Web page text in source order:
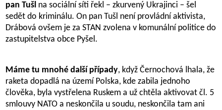
pan Tušl na sociální síti řekl – zkurvený Ukrajinci – šel
sedět do kriminálu. On pan Tušl není provládní aktivista,
Drábová ovšem je za STAN zvolena v komunální politice do
zastupitelstva obce Pyšel.
Máme tu mnohé další případy, když Černochová lhala, že
raketa dopadlá na území Polska, kde zabila jednoho
člověka, byla vystřelena Ruskem a už chtěla aktivovat čl. 5
smlouvy NATO a neskončila u soudu, neskončila tam ani